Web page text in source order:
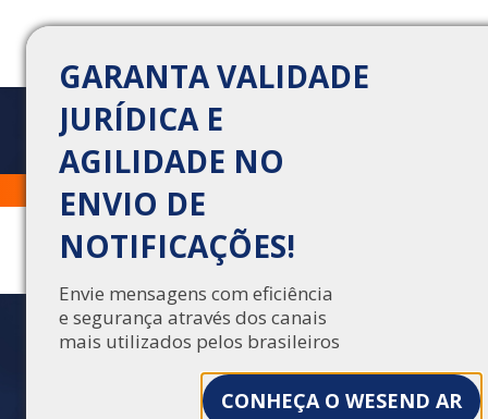
GARANTA VALIDADE
JURÍDICA E
AGILIDADE NO
ENVIO DE
NOTIFICAÇÕES!
Envie mensagens com eficiência
e segurança através dos canais
mais utilizados pelos brasileiros
CONHEÇA O WESEND AR
Trabalhe Conosco Central de Vendas
ADEQUAÇÃO À RN 593:
COMO O WESEND AR
AJUDA OPERADORAS DE
SAÚDE
Adequação à RN 593: como o WeSend AR
ajuda operadoras de saúde